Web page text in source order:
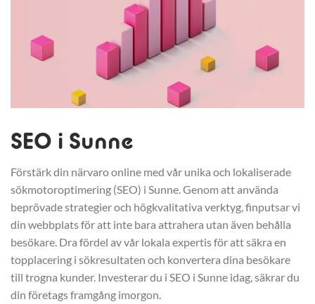
SEO i Sunne
Förstärk din närvaro online med vår unika och lokaliserade
sökmotoroptimering (SEO) i Sunne. Genom att använda
beprövade strategier och högkvalitativa verktyg, finputsar vi
din webbplats för att inte bara attrahera utan även behålla
besökare. Dra fördel av vår lokala expertis för att säkra en
topplacering i sökresultaten och konvertera dina besökare
till trogna kunder. Investerar du i SEO i Sunne idag, säkrar du
din företags framgång imorgon.